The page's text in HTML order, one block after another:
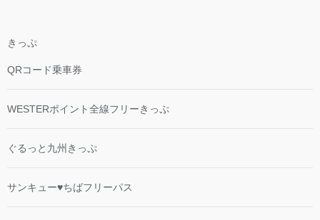
きっぷ
QRコード乗車券
WESTERポイント全線フリーきっぷ
ぐるっと九州きっぷ
サンキュー♥ちばフリーパス